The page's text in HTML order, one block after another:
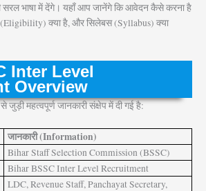
सरल भाषा में देंगे। यहाँ आप जानेंगे कि आवेदन कैसे करना है
क्या है, और सिलेबस (Syllabus) क्या
Inter Level
Overview
जुड़ी महत्वपूर्ण जानकारी संक्षेप में दी गई है:
जानकारी (Information)
Bihar Staff Selection Commission (BSSC)
Bihar BSSC Inter Level Recruitment
LDC, Revenue Staff, Panchayat Secretary,